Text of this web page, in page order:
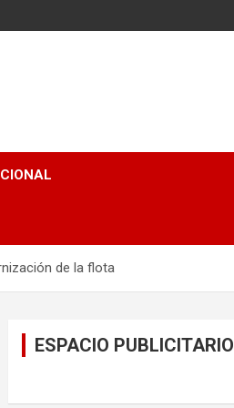
de la flota
ESPACIO PUBLICITARIO